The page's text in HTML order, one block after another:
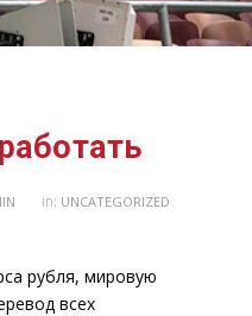
in: UNCATEGORIZED
рубля, мировую
всех